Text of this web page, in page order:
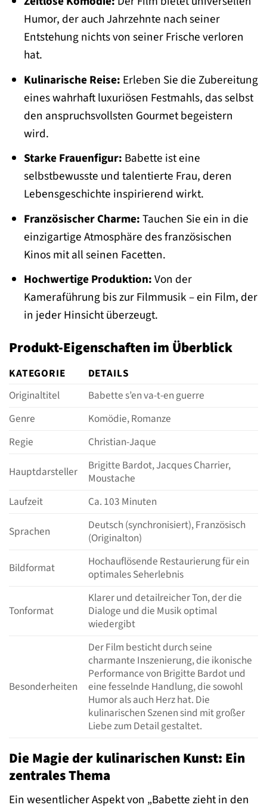
Humor, der auch Jahrzehnte nach seiner
Entstehung nichts von seiner Frische verloren
hat.
Kulinarische Reise: Erleben Sie die Zubereitung
eines wahrhaft luxuriösen Festmahls, das selbst
den anspruchsvollsten Gourmet begeistern
wird.
Starke Frauenfigur: Babette ist eine
selbstbewusste und talentierte Frau, deren
Lebensgeschichte inspirierend wirkt.
Französischer Charme:Tauchen Sie ein in die
einzigartige Atmosphäre des französischen
Kinos mit all seinen Facetten.
Hochwertige Produktion:Von der
Kameraführung bis zur Filmmusik – ein Film, der
in jeder Hinsicht überzeugt.
Produkt-Eigenschaften im Überblick
KATEGORIE
DETAILS
Originaltitel
Babette s’en va-t-en guerre
Genre
Komödie, Romanze
Regie
Christian-Jaque
Hauptdarsteller
Brigitte Bardot, Jacques Charrier,
Moustache
Laufzeit
Ca. 103 Minuten
Sprachen
Deutsch (synchronisiert), Französisch
(Originalton)
Bildformat
Hochauflösende Restaurierung für ein
optimales Seherlebnis
Tonformat
Klarer und detailreicher Ton, der die
Dialoge und die Musik optimal
wiedergibt
Besonderheiten
Der Film besticht durch seine
charmante Inszenierung, die ikonische
Performance von Brigitte Bardot und
eine fesselnde Handlung, die sowohl
Humor als auch Herz hat. Die
kulinarischen Szenen sind mit großer
Liebe zum Detail gestaltet.
Die Magie der kulinarischen Kunst: Ein
zentrales Thema
Ein wesentlicher Aspekt von „Babette zieht in den